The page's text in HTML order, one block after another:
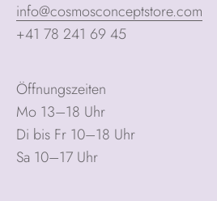
info@cosmosconceptstore.com
+41 78 241 69 45
Öffnungszeiten
Mo 13–18 Uhr
Di bis Fr 10–18 Uhr
Sa 10–17 Uhr